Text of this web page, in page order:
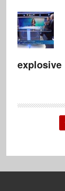
explosive